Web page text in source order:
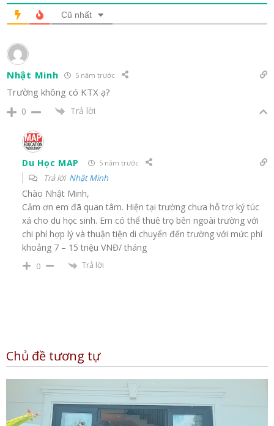
Cũ nhất
Nhật Minh 5 năm trước
Trường không có KTX ạ?
0 Trả lời
Du Học MAP 5 năm trước
Trả lời Nhật Minh
Chào Nhật Minh,
Cảm ơn em đã quan tâm. Hiện tại trường chưa hỗ trợ ký túc
xá cho du học sinh. Em có thể thuê trọ bên ngoài trường với
chi phí hợp lý và thuận tiện di chuyển đến trường với mức phí
khoảng 7 – 15 triệu VNĐ/ tháng
0 Trả lời
Chủ đề tương tự